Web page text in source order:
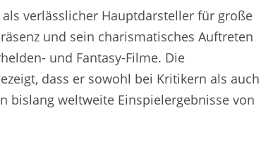
verlässlicher Hauptdarsteller für große
und sein charismatisches Auftreten
und Fantasy-Filme. Die
dass er sowohl bei Kritikern als auch
bislang weltweite Einspielergebnisse von